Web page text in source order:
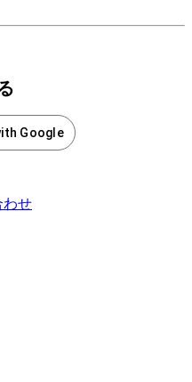
Google
わせ